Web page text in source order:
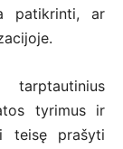
patikrinti, ar
tarptautinius
tyrimus ir
teisę prašyti